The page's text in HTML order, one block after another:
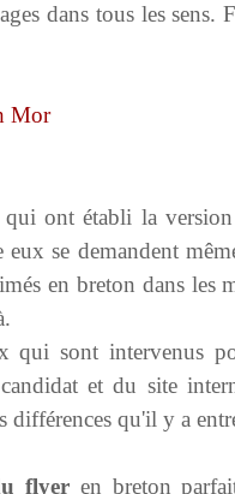
dans tous les sens.
qui ont établi la
se demandent
en breton dans les
qui sont intervenus
et du site
différences qu'il y a
flyeren breton